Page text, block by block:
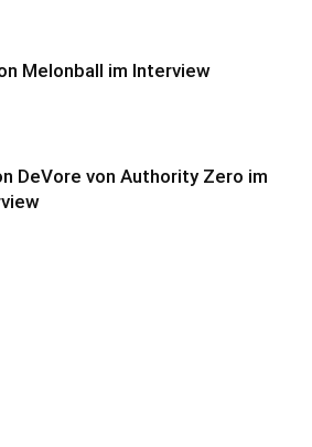
Melonball im Interview
DeVore von Authority Zero im